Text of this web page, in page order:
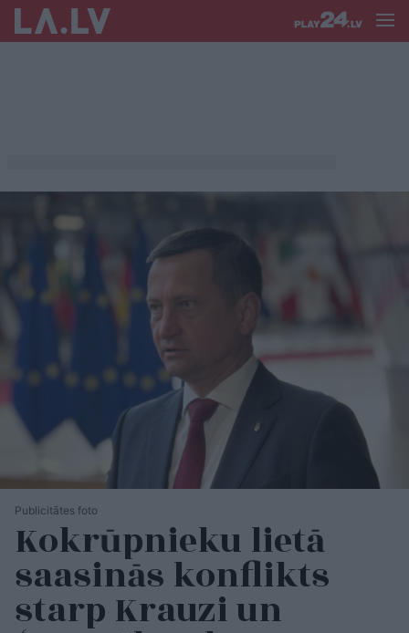
Publicitātes foto
Kokrūpnieku lietā
saasinās konflikts
starp Krauzi un